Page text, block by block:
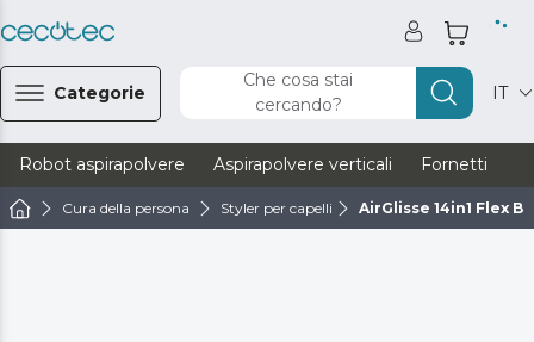
Categorie
Che cosa stai
cercando?
IT
Robot aspirapolvere Aspirapolvere verticali Fornetti
Cura della persona Styler per capelli AirGlisse 14in1 Flex